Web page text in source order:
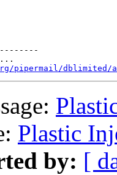
dblimited/
Plastic
by: [